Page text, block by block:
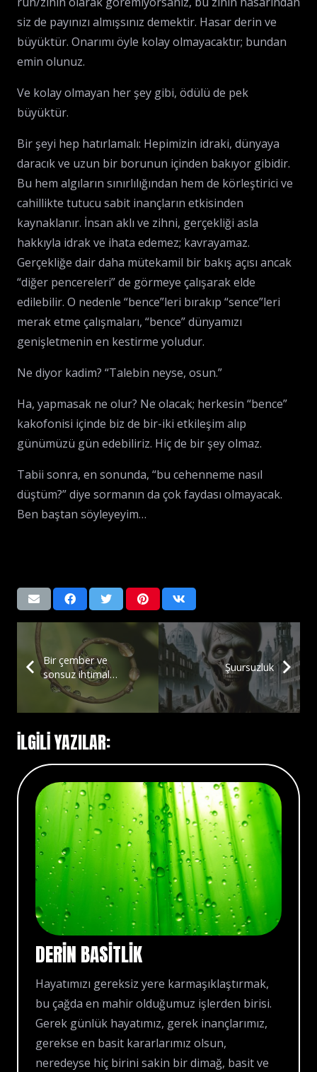
siz de payınızı almışsınız demektir. Hasar derin ve
büyüktür. Onarımı öyle kolay olmayacaktır; bundan
emin olunuz.
Ve kolay olmayan her şey gibi, ödülü de pek
büyüktür.
Bir şeyi hep hatırlamalı: Hepimizin idraki, dünyaya
daracık ve uzun bir borunun içinden bakıyor gibidir.
Bu hem algıların sınırlılığından hem de körleştirici ve
cahillikte tutucu sabit inançların etkisinden
kaynaklanır. İnsan aklı ve zihni, gerçekliği asla
hakkıyla idrak ve ihata edemez; kavrayamaz.
Gerçekliğe dair daha mütekamil bir bakış açısı ancak
“diğer pencereleri” de görmeye çalışarak elde
edilebilir. O nedenle “bence”leri bırakıp “sence”leri
merak etme çalışmaları, “bence” dünyamızı
genişletmenin en kestirme yoludur.
Ne diyor kadim? “Talebin neyse, osun.”
Ha, yapmasak ne olur? Ne olacak; herkesin “bence”
kakofonisi içinde biz de bir-iki etkileşim alıp
günümüzü gün edebiliriz. Hiç de bir şey olmaz.
Tabii sonra, en sonunda, “bu cehenneme nasıl
düştüm?” diye sormanın da çok faydası olmayacak.
Ben baştan söyleyeyim…
Bir çember ve
sonsuz ihtimal…
Şuursuzluk
İLGİLİ YAZILAR:
DERIN BASITLIK
Hayatımızı gereksiz yere karmaşıklaştırmak,
bu çağda en mahir olduğumuz işlerden birisi.
Gerek günlük hayatımız, gerek inançlarımız,
gerekse en basit kararlarımız olsun,
neredeyse hiç birini sakin bir dimağ, basit ve